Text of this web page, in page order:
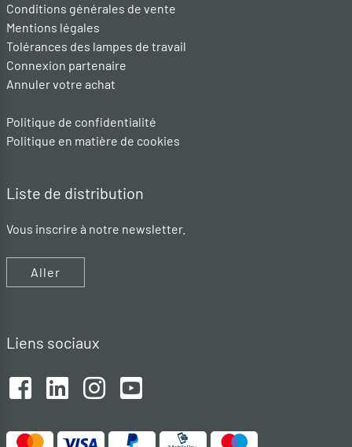
Conditions générales de vente
Mentions légales
Tolérances des lampes de travail
Connexion partenaire
Annuler votre achat
Politique de confidentialité
Politique en matière de cookies
Liste de distribution
Vous inscrire à notre newsletter.
Aller
Liens sociaux